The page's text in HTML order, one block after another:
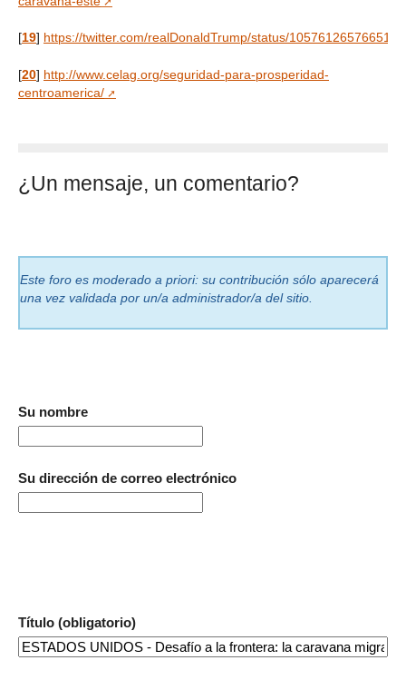
[19] https://twitter.com/realDonaldTrump/status/
[20] http://www.celag.org/seguridad-para-prosperidad-
centroamerica/
¿Un mensaje, un comentario?
Este foro es moderado a priori: su contribución sólo aparecerá
una vez validada por un/a administrador/a del sitio.
Su nombre
Su dirección de correo electrónico
Título (obligatorio)